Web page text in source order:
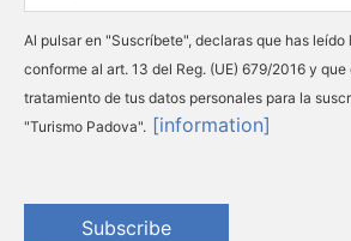
Al pulsar en "Suscríbete", declaras que has
conforme al art. 13 del Reg. (UE) 679/2016 y
tratamiento de tus datos personales para la
"Turismo Padova". [information]
Subscribe